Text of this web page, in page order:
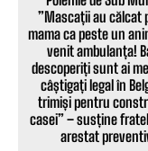
”Mascații au călcat
mama ca peste un
venit ambulanța!
descoperiți sunt ai
câștigați legal în
trimiși pentru
casei” – susține
arestat